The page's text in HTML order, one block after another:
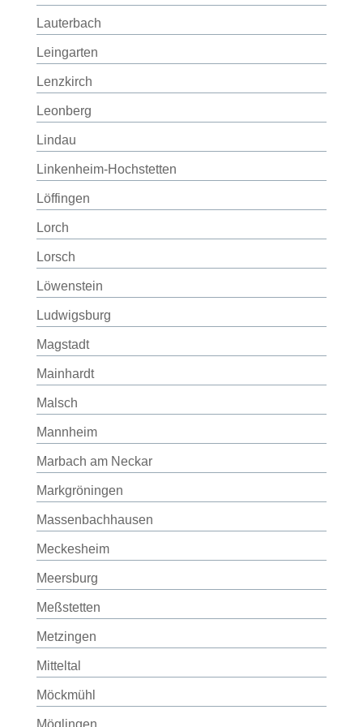
Lauterbach
Leingarten
Lenzkirch
Leonberg
Lindau
Linkenheim-Hochstetten
Löffingen
Lorch
Lorsch
Löwenstein
Ludwigsburg
Magstadt
Mainhardt
Malsch
Mannheim
Marbach am Neckar
Markgröningen
Massenbachhausen
Meckesheim
Meersburg
Meßstetten
Metzingen
Mitteltal
Möckmühl
Möglingen